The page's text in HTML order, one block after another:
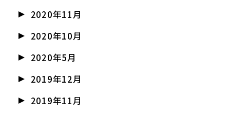
2020年11月
2020年10月
2020年5月
2019年12月
2019年11月